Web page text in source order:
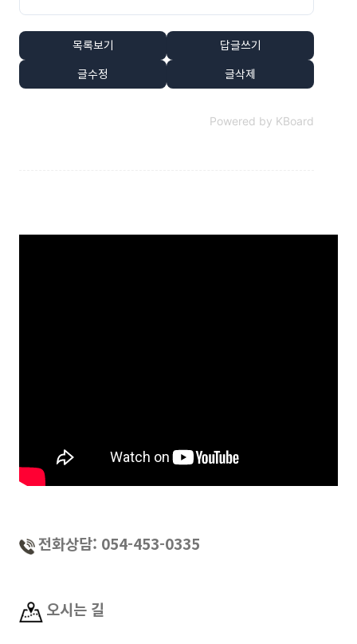
목록보기 답글쓰기
글수정 글삭제
Powered by KBoard
전화상담: 054-453-0335
오시는 길